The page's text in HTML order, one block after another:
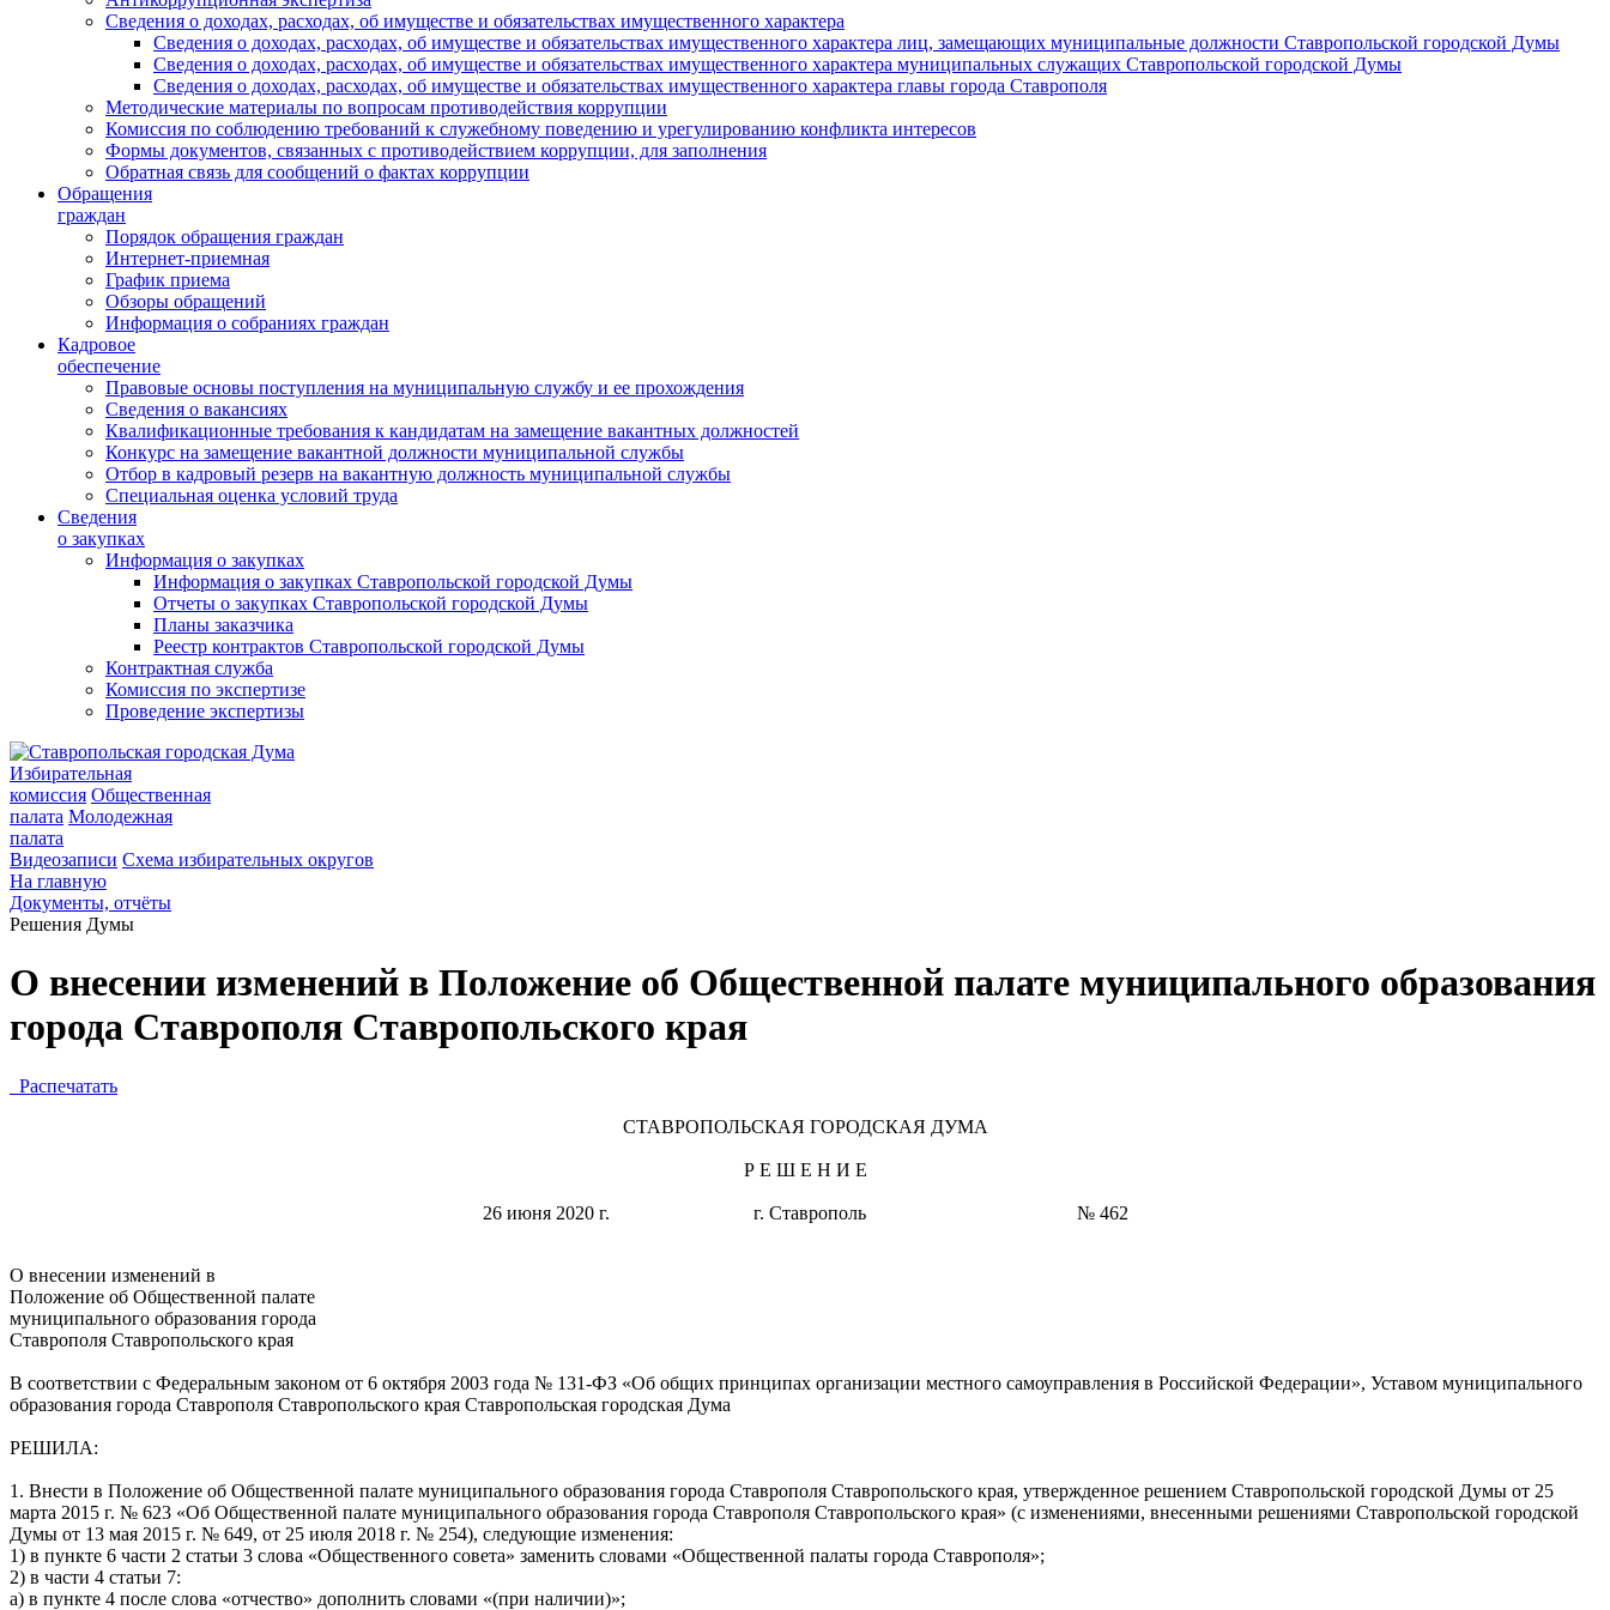
Сведения о доходах, расходах, об имуществе и обязательствах имущественного характера
Сведения о доходах, расходах, об имуществе и обязательствах имущественного характера лиц, замещающих муниципальные должности Ставропольской городской Думы
Сведения о доходах, расходах, об имуществе и обязательствах имущественного характера муниципальных служащих Ставропольской городской Думы
Сведения о доходах, расходах, об имуществе и обязательствах имущественного характера главы города Ставрополя
Методические материалы по вопросам противодействия коррупции
Комиссия по соблюдению требований к служебному поведению и урегулированию конфликта интересов
Формы документов, связанных с противодействием коррупции, для заполнения
Обратная связь для сообщений о фактах коррупции
Обращения
граждан
Порядок обращения граждан
Интернет-приемная
График приема
Обзоры обращений
Информация о собраниях граждан
Кадровое
обеспечение
Правовые основы поступления на муниципальную службу и ее прохождения
Сведения о вакансиях
Квалификационные требования к кандидатам на замещение вакантных должностей
Конкурс на замещение вакантной должности муниципальной службы
Отбор в кадровый резерв на вакантную должность муниципальной службы
Специальная оценка условий труда
Сведения
о закупках
Информация о закупках
Информация о закупках Ставропольской городской Думы
Отчеты о закупках Ставропольской городской Думы
Планы заказчика
Реестр контрактов Ставропольской городской Думы
Контрактная служба
Комиссия по экспертизе
Проведение экспертизы
Избирательная
комиссия Общественная
палата Молодежная
палата
Видеозаписи Схема избирательных округов
На главную
Документы, отчёты
Решения Думы
О внесении изменений в Положение об Общественной палате муниципального образования
города Ставрополя Ставропольского края
Распечатать
СТАВРОПОЛЬСКАЯ ГОРОДСКАЯ ДУМА
Р Е Ш Е Н И Е
26 июня 2020 г. г. Ставрополь № 462
О внесении изменений в
Положение об Общественной палате
муниципального образования города
Ставрополя Ставропольского края
В соответствии с Федеральным законом от 6 октября 2003 года № 131-ФЗ «Об общих принципах организации местного самоуправления в Российской Федерации», Уставом муниципального
образования города Ставрополя Ставропольского края Ставропольская городская Дума
РЕШИЛА:
1. Внести в Положение об Общественной палате муниципального образования города Ставрополя Ставропольского края, утвержденное решением Ставропольской городской Думы от 25
марта 2015 г. № 623 «Об Общественной палате муниципального образования города Ставрополя Ставропольского края» (с изменениями, внесенными решениями Ставропольской городской
Думы от 13 мая 2015 г. № 649, от 25 июля 2018 г. № 254), следующие изменения:
1) в пункте 6 части 2 статьи 3 слова «Общественного совета» заменить словами «Общественной палаты города Ставрополя»;
2) в части 4 статьи 7:
а) в пункте 4 после слова «отчество» дополнить словами «(при наличии)»;